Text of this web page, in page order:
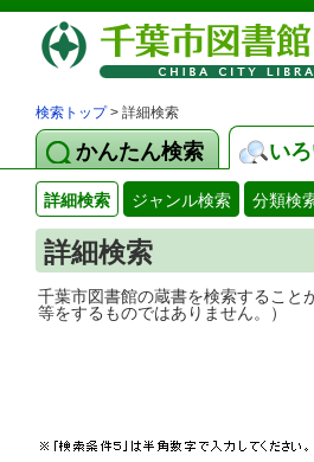
検索トップ> 詳細検索
かんたん検索 い
詳細検索 ジャンル検索 分類検
詳細検索
千葉市図書館の蔵書を
等をするものではありません。）